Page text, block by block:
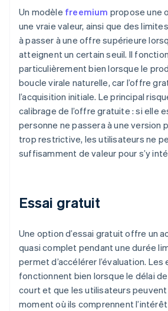
Un modèle freemium propose une
une vraie valeur, ainsi que des
à passer à une offre supérieure
atteignent un certain seuil. Il
particulièrement bien lorsque le
boucle virale naturelle, car l’offre
l’acquisition initiale. Le principal
calibrage de l’offre gratuite : si elle
personne ne passera à une version
trop restrictive, les utilisateurs ne
suffisamment de valeur pour s’y
Essai gratuit
Une option d’essai gratuit offre un
quasi complet pendant une durée
permet d’accélérer l’évaluation. Les
fonctionnent bien lorsque le délai
court et que les utilisateurs
moment où ils comprennent